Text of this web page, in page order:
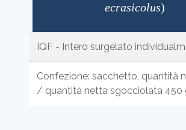
ecrasicolus)
IQF - Intero surgelato
Confezione: sacchetto, quantità
/ quantità netta sgocciolata 450